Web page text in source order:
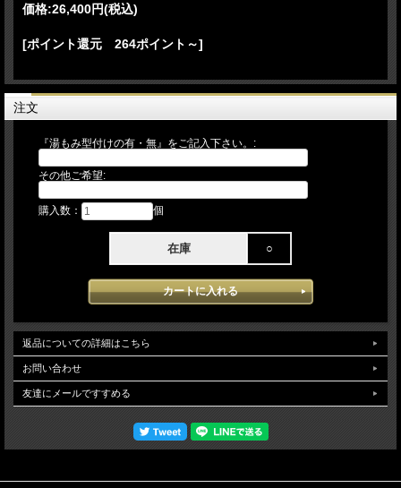
限定日本製：トレンチ×水色
本格湯もみ型付け無料！
久保田スラッガー
品番：EX25-GS1 J6型
少年軟式オールポジション用（中/高学年向き/ ３～６年生向き)
サイズ：J7＜J2＜J6=J8＜J1=J4
カラー:トレンチ×水色紐
『本格湯もみ型づけ』少年用に型付けいたします。
【 湯もみ型づけ ご依頼のお客様へ 】
注文の流れ
→【当店/在庫の有無と、型づけ仕様（手首調整や捕球面のオイル加工など）をメ
ールでご連絡致します。ご不明な場合は電話・メール等でお問い 合わせくださ
い】→【お客様/ご希望事項を記載の上、仕様書を返信】→【当店/確認後、加工を
致します】 （加工日数は約7～12日営業日）【店頭でも販売しておりますので、
タイミングによっては、まれに品切れとなっている場合がございます。その場合
は、キャンセルにて取り扱わせていただきます。
価格:26,400円(税込)
[ポイント還元 264ポイント～]
注文
『湯もみ型付けの有・無』をご記入下さい。:
その他ご希望:
購入数： 個
在庫 ○
返品についての詳細はこちら
お問い合わせ
友達にメールですすめる